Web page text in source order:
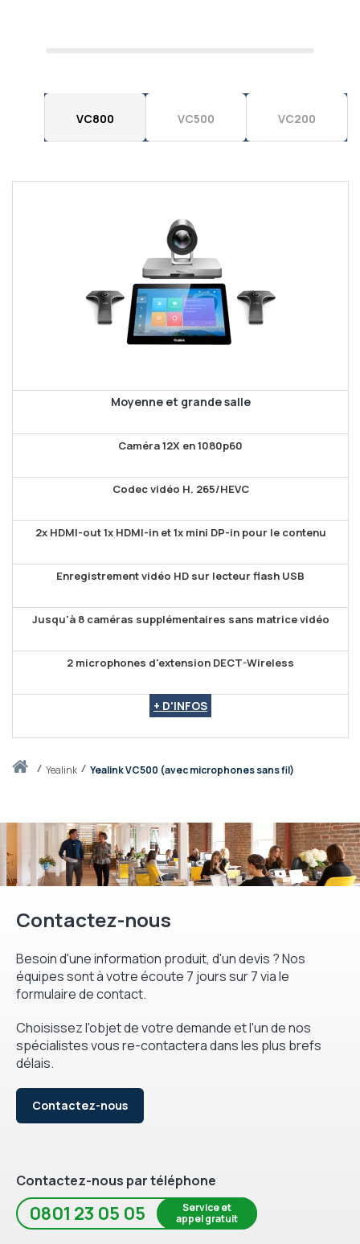
Accueilyealink Yealink VC500 (avec microphones sans fil)
VC800 VC500 VC200
Moyenne et grande salle
Caméra 12X en 1080p60
Codec vidéo H. 265/HEVC
2x HDMI-out 1x HDMI-in et 1x mini DP-in pour le contenu
Enregistrement vidéo HD sur lecteur flash USB
Jusqu'à 8 caméras supplémentaires sans matrice vidéo
2 microphones d'extension DECT-Wireless
+ D'INFOS
Contactez-nous
Besoin d'une information produit, d'un devis ? Nos
équipes sont à votre écoute 7 jours sur 7 via le
formulaire de contact.
Choisissez l'objet de votre demande et l'un de nos
spécialistes vous re-contactera dans les plus brefs
délais.
Contactez-nous
Contactez-nous par téléphone
0801 23 05 05
Service et
appel gratuit